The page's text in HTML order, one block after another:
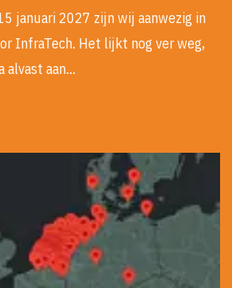
januari 2027 zijn wij aanwezig in
InfraTech. Het lijkt nog ver weg,
alvast aan…